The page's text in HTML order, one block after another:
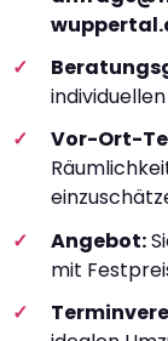
Vor-Ort-
Angebot:
mit